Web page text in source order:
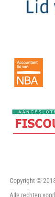
Copyright ©
Alle rechten